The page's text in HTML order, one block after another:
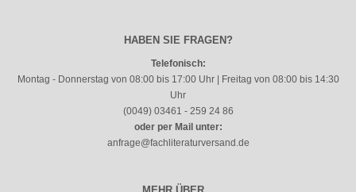
HABEN SIE FRAGEN?
Telefonisch:
Montag - Donnerstag von 08:00 bis 17:00 Uhr | Freitag von 08:00 bis 14:30
Uhr
(0049) 03461 - 259 24 86
oder per Mail unter:
anfrage@fachliteraturversand.de